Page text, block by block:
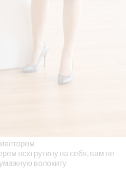
всю рутину на себя, вам не
волокиту